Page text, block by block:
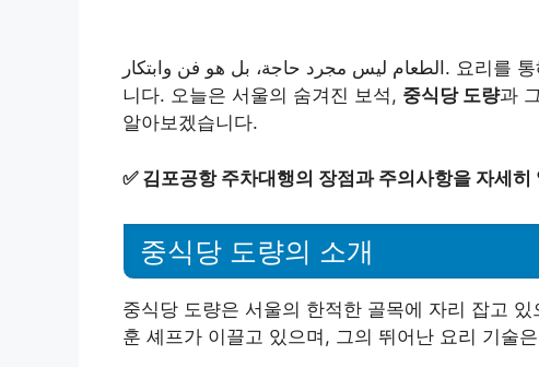
الطعام ليس مجرد حاجة، بل هو فن وابتكار. 요리를 통해 우리는 서로의 문화와 전통을 공유할 수 있습
니다. 오늘은 서울의 숨겨진 보석, 중식당 도량과
알아보겠습니다.
✅ 김포공항 주차대행의 장점과 주의사항을 자세히
중식당 도량의 소개
중식당 도량은 서울의 한적한 골목에 자리 잡고
훈 셰프가 이끌고 있으며, 그의 뛰어난 요리 기술